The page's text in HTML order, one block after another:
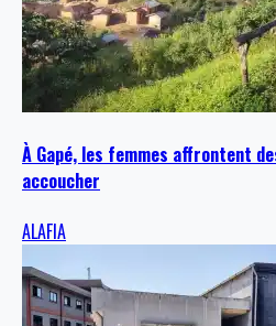
À Gapé, les femmes affrontent
accoucher
ALAFIA